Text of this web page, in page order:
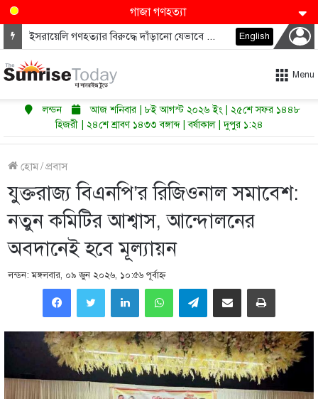
গাজা গণহত্যা
ইসরায়েলি গণহত্যার বিরুদ্ধে দাঁড়ানো যেভাবে ডেমোক্র্যাটদের নভেম্বরে কংগ্রেস জিতাতে পারে English
Menu
লন্ডন
আজ শনিবার | ৮ই আগস্ট ২০২৬ ইং | ২৫শে সফর ১৪৪৮
হিজরী | ২৪শে শ্রাবণ ১৪৩৩ বঙ্গাব্দ | বর্ষাকাল | দুপুর ১:২৪
হোম/প্রবাস
যুক্তরাজ্য বিএনপি’র রিজিওনাল সমাবেশ:
নতুন কমিটির আশ্বাস, আন্দোলনের
অবদানেই হবে মূল্যায়ন
লন্ডন: মঙ্গলবার, ০৯ জুন ২০২৬, ১০:৫৬ পূর্বাহ্ণ
LinkedInWhatsAppTelegramShare via Email Print